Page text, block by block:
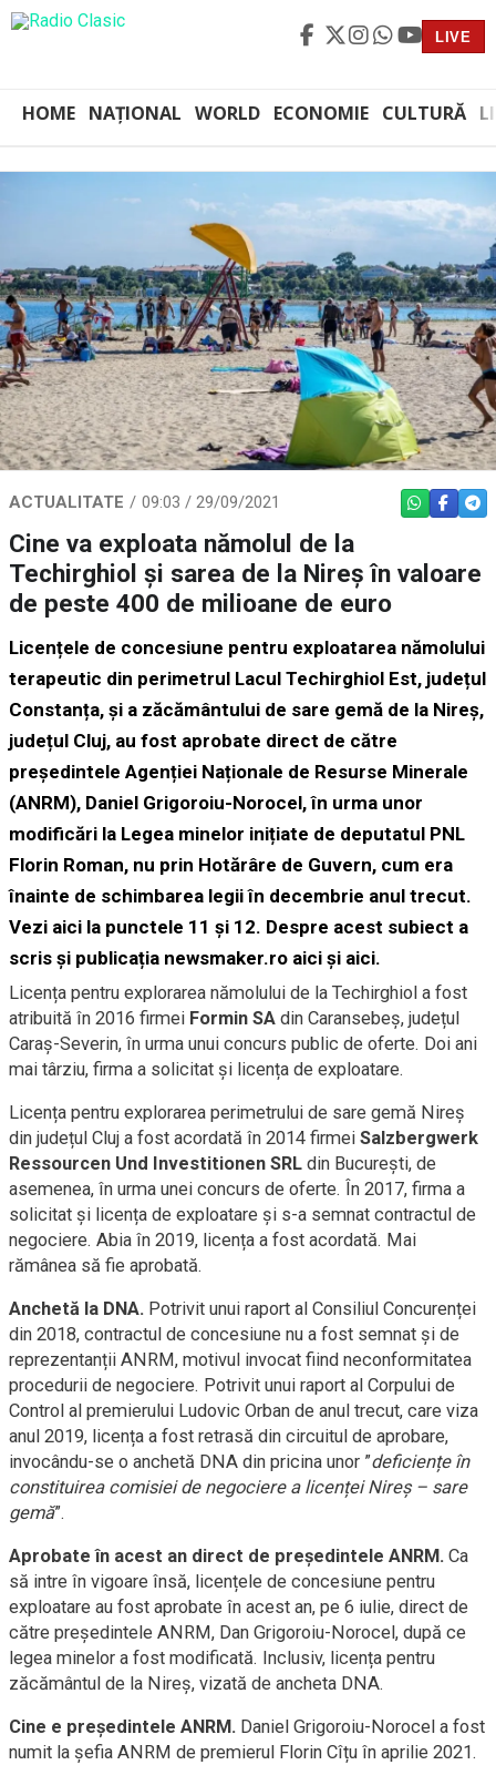
LIVE
HOME NAȚIONAL WORLD ECONOMIE CULTURĂ
ACTUALITATE 09:03 / 29/09/2021 WHATSAPP
Cine va exploata nămolul de la
Techirghiol și sarea de la Nireș în valoare
de peste 400 de milioane de euro
Licențele de concesiune pentru exploatarea nămolului
terapeutic din perimetrul Lacul Techirghiol Est, județul
Constanța, și a zăcământului de sare gemă de la Nireș,
județul Cluj, au fost aprobate direct de către
președintele Agenției Naționale de Resurse Minerale
(ANRM), Daniel Grigoroiu-Norocel, în urma unor
modificări la Legea minelor inițiate de deputatul PNL
Florin Roman, nu prin Hotărâre de Guvern, cum era
înainte de schimbarea legii în decembrie anul trecut.
Vezi aici la punctele 11 și 12. Despre acest subiect a
scris și publicația newsmaker.ro aici și aici.
Licența pentru explorarea nămolului de la Techirghiol a fost
atribuită în 2016 firmei Formin SA din Caransebeș, județul
Caraș-Severin, în urma unui concurs public de oferte. Doi ani
mai târziu, firma a solicitat și licența de exploatare.
Licența pentru explorarea perimetrului de sare gemă Nireș
din județul Cluj a fost acordată în 2014 firmei Salzbergwerk
Ressourcen Und Investitionen SRL din București, de
asemenea, în urma unei concurs de oferte. În 2017, firma a
solicitat și licența de exploatare și s-a semnat contractul de
negociere. Abia în 2019, licența a fost acordată. Mai
rămânea să fie aprobată.
Anchetă la DNA. Potrivit unui raport al Consiliul Concurenței
din 2018, contractul de concesiune nu a fost semnat și de
reprezentanții ANRM, motivul invocat fiind neconformitatea
procedurii de negociere. Potrivit unui raport al Corpului de
Control al premierului Ludovic Orban de anul trecut, care viza
anul 2019, licența a fost retrasă din circuitul de aprobare,
invocându-se o anchetă DNA din pricina unor ”deficiențe în
constituirea comisiei de negociere a licenței Nireș – sare
gemă”.
Aprobate în acest an direct de președintele ANRM. Ca
să intre în vigoare însă, licențele de concesiune pentru
exploatare au fost aprobate în acest an, pe 6 iulie, direct de
către președintele ANRM, Dan Grigoroiu-Norocel, după ce
legea minelor a fost modificată. Inclusiv, licența pentru
zăcământul de la Nireș, vizată de ancheta DNA.
Cine e președintele ANRM. Daniel Grigoroiu-Norocel a fost
numit la șefia ANRM de premierul Florin Cîțu în aprilie 2021.